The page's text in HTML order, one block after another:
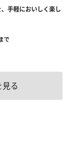
手軽においしく楽し
で
る